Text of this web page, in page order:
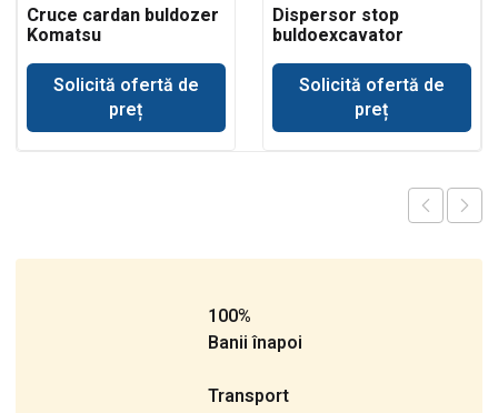
Cruce cardan buldozer
Komatsu
Solicită ofertă de
preț
Dispersor stop
buldoexcavator
Solicită ofertă de
preț
100%
Banii înapoi
Transport